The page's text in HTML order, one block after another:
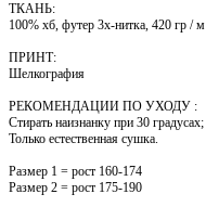
ТКАНЬ:
100% хб, футер 3х-нитка, 420 гр / м
ПРИНТ:
Шелкография
РЕКОМЕНДАЦИИ ПО УХОДУ :
Стирать наизнанку при 30 градусах;
Только естественная сушка.
Размер 1 = рост 160-174
Размер 2 = рост 175-190